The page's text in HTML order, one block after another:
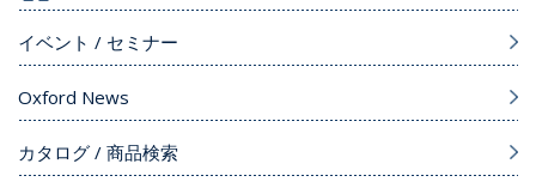
イベント / セミナー
Oxford News
カタログ / 商品検索